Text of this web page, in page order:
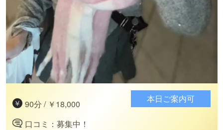
90分 / ￥18,000
口コミ：募集中！
本日ご案内可